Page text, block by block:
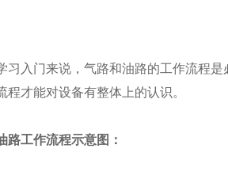
习入门来说，气路和油路的工作流程
程才能对设备有整体上的认识。
路工作流程示意图：